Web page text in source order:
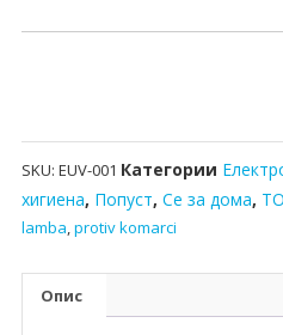
SKU: EUV-001 Категории
хигиена, Попуст, Се за дома,
lamba,protiv komarci
Опис